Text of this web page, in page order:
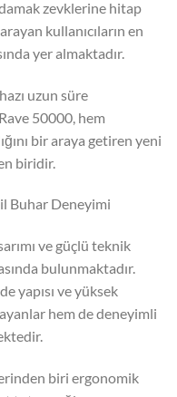
zevklerine hitap
kullanıcıların en
yer almaktadır.
uzun süre
50000, hem
bir araya getiren yeni
biridir.
Buhar Deneyimi
ve güçlü teknik
bulunmaktadır.
yapısı ve yüksek
hem de deneyimli
biri ergonomik